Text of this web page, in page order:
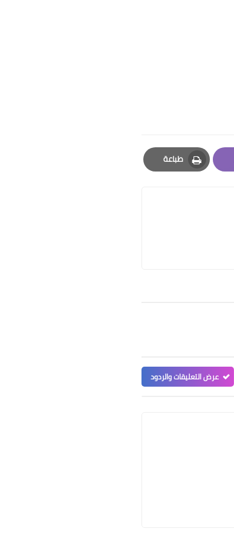
طباعة
Print
عرض التعليقات والردود